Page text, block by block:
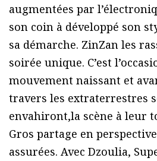
augmentées par
son coin à développé son
sa démarche. ZinZan les
soirée unique. C’est
mouvement naissant et
travers les extraterrestres
envahiront,la scène à leur
Gros partage en
assurées. Avec Dzoulia,